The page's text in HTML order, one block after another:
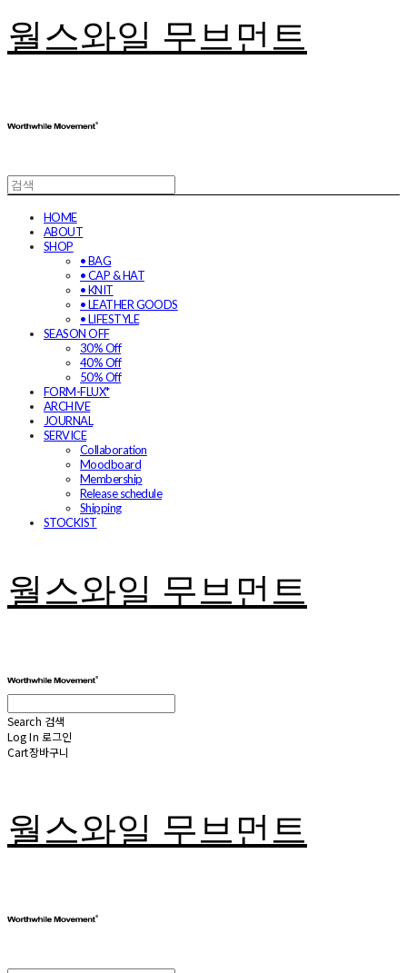
월스와일 무브먼트
HOME
ABOUT
SHOP
• BAG
• CAP & HAT
• KNIT
• LEATHER GOODS
• LIFESTYLE
SEASON OFF
30% Off
40% Off
50% Off
FORM-FLUX*
ARCHIVE
JOURNAL
SERVICE
Collaboration
Moodboard
Membership
Release schedule
Shipping
STOCKIST
월스와일 무브먼트
Search 검색
Log In 로그인
Cart장바구니
월스와일 무브먼트